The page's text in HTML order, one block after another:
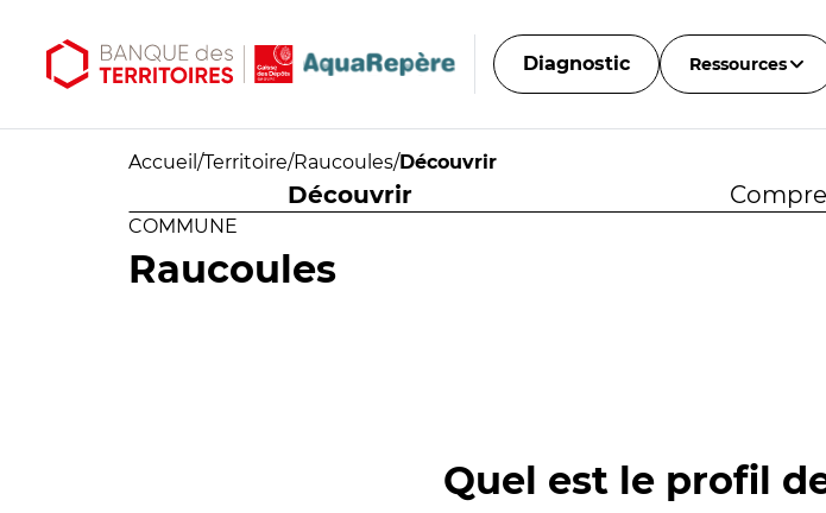
Diagnostic Ressources
Accueil /Territoire/Raucoules/Découvrir
Découvrir
COMMUNE
Raucoules
Quel est le profil